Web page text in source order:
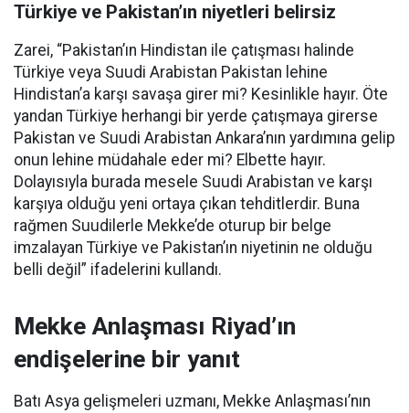
Türkiye ve Pakistan’ın niyetleri belirsiz
Zarei, “Pakistan’ın Hindistan ile çatışması halinde
Türkiye veya Suudi Arabistan Pakistan lehine
Hindistan’a karşı savaşa girer mi? Kesinlikle hayır. Öte
yandan Türkiye herhangi bir yerde çatışmaya girerse
Pakistan ve Suudi Arabistan Ankara’nın yardımına gelip
onun lehine müdahale eder mi? Elbette hayır.
Dolayısıyla burada mesele Suudi Arabistan ve karşı
karşıya olduğu yeni ortaya çıkan tehditlerdir. Buna
rağmen Suudilerle Mekke’de oturup bir belge
imzalayan Türkiye ve Pakistan’ın niyetinin ne olduğu
belli değil” ifadelerini kullandı.
Mekke Anlaşması Riyad’ın
endişelerine bir yanıt
Batı Asya gelişmeleri uzmanı, Mekke Anlaşması’nın